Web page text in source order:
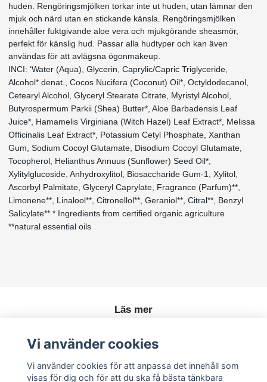
huden. Rengöringsmjölken torkar inte ut huden, utan lämnar den
mjuk och närd utan en stickande känsla. Rengöringsmjölken
innehåller fuktgivande aloe vera och mjukgörande sheasmör,
perfekt för känslig hud. Passar alla hudtyper och kan även
användas för att avlägsna ögonmakeup.
INCI: ‘Water (Aqua), Glycerin, Caprylic/Capric Triglyceride,
Alcohol* denat., Cocos Nucifera (Coconut) Oil*, Octyldodecanol,
Cetearyl Alcohol, Glyceryl Stearate Citrate, Myristyl Alcohol,
Butyrospermum Parkii (Shea) Butter*, Aloe Barbadensis Leaf
Juice*, Hamamelis Virginiana (Witch Hazel) Leaf Extract*, Melissa
Officinalis Leaf Extract*, Potassium Cetyl Phosphate, Xanthan
Gum, Sodium Cocoyl Glutamate, Disodium Cocoyl Glutamate,
Tocopherol, Helianthus Annuus (Sunflower) Seed Oil*,
Xylitylglucoside, Anhydroxylitol, Biosaccharide Gum-1, Xylitol,
Ascorbyl Palmitate, Glyceryl Caprylate, Fragrance (Parfum)**,
Limonene**, Linalool**, Citronellol**, Geraniol**, Citral**, Benzyl
Salicylate** * Ingredients from certified organic agriculture
**natural essential oils
Läs mer
Kontakt
Vi använder cookies
Vi använder cookies för att anpassa det innehåll som
visas för dig och för att du ska få bästa tänkbara